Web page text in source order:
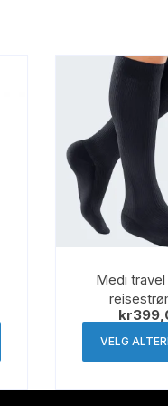
Medi
kr
VELG